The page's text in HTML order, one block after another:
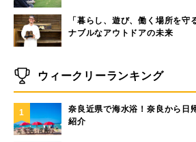
「暮らし、遊び、働く場所を
ナブルなアウトドアの未来
ウィークリーランキング
1
奈良近県で海水浴！奈良から日
紹介